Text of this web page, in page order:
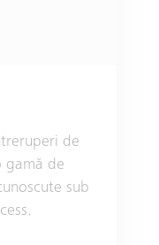
de
gamă de
sub